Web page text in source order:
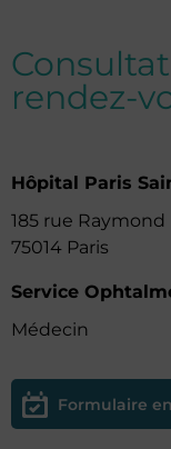
rendez-
Hôpital Paris
185 rue Raymond
75014 Paris
Service
Médecin
Formulaire